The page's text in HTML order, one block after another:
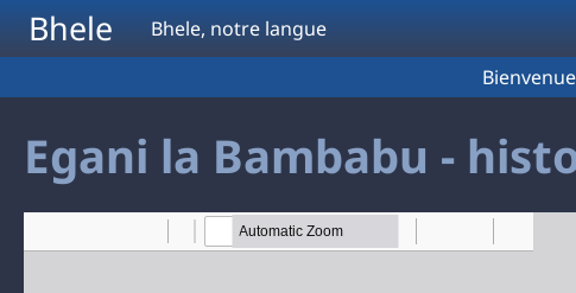
Aller au contenu principal
Bhele Bhele, notre langue
Bienvenue
Egani la Bambabu -